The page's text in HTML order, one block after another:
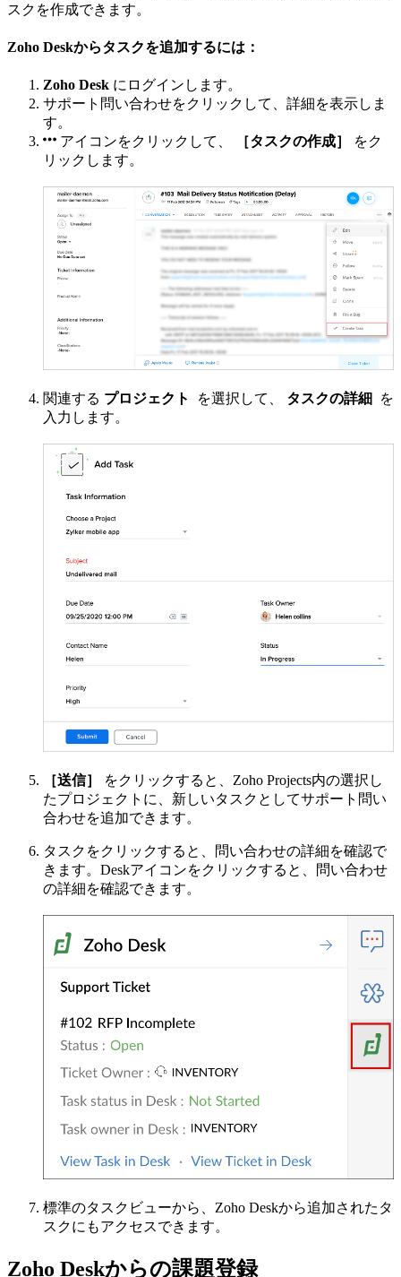
スクを作成できます。
Zoho Deskからタスクを追加するには：
Zoho Desk にログインします。
サポート問い合わせをクリックして、詳細を表示しま
す。
アイコンをクリックして、
［タスクの作成］
をク
リックします。
関連する プロジェクト を選択して、 タスクの詳細
を
入力します。
［送信］
をクリックすると、Zoho Projects内の選択し
たプロジェクトに、新しいタスクとしてサポート問い
合わせを追加できます。
タスクをクリックすると、問い合わせの詳細を確認で
きます。Deskアイコンをクリックすると、問い合わせ
の詳細を確認できます。
標準のタスクビューから、Zoho Deskから追加されたタ
スクにもアクセスできます。
Zoho Deskからの課題登録